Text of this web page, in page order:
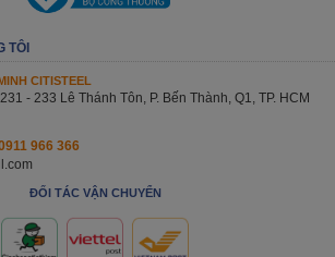
TÔI
CITISTEEL
- 233 Lê Thánh Tôn, P. Bến Thành, Q1, TP. HCM
966 366
ĐỐI TÁC VẬN CHUYỂN